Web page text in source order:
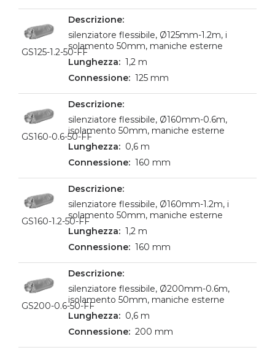
GS125-1.2-50-FF
silenziatore flessibile, Ø125mm-1.2m, i
solamento 50mm, maniche esterne
1,2 m
125 mm
GS160-0.6-50-FF
silenziatore flessibile, Ø160mm-0.6m,
isolamento 50mm, maniche esterne
0,6 m
160 mm
GS160-1.2-50-FF
silenziatore flessibile, Ø160mm-1.2m, i
solamento 50mm, maniche esterne
1,2 m
160 mm
GS200-0.6-50-FF
silenziatore flessibile, Ø200mm-0.6m,
isolamento 50mm, maniche esterne
0,6 m
200 mm